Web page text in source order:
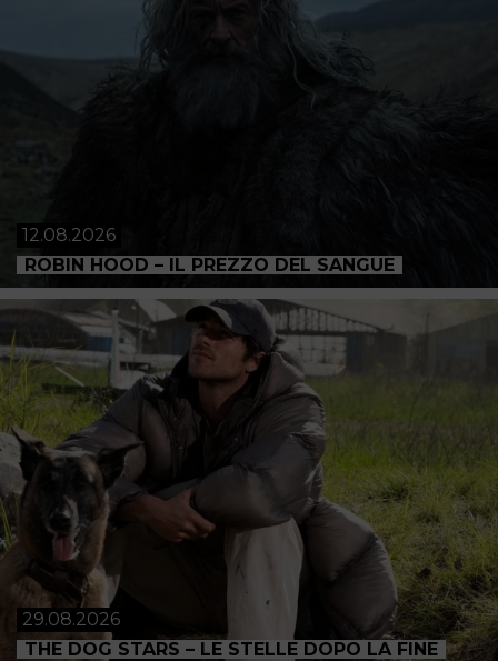
12.08.2026
ROBIN HOOD – IL PREZZO DEL SANGUE
29.08.2026
THE DOG STARS – LE STELLE DOPO LA FINE